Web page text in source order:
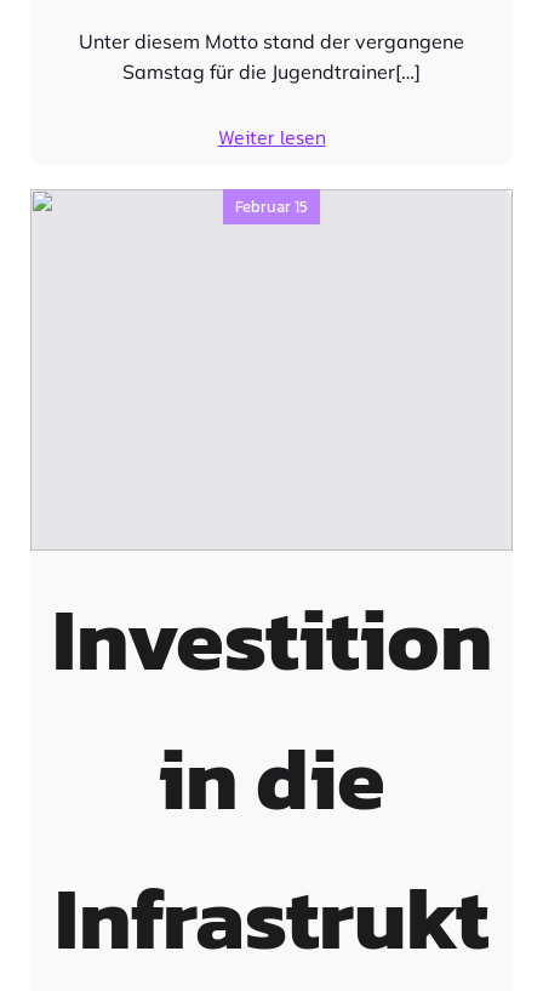
Unter diesem Motto stand der vergangene
Samstag für die Jugendtrainer[…]
Weiter lesen
Februar 15
Investition
in die
Infrastrukt